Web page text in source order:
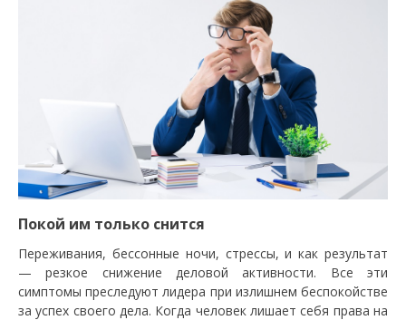
Покой им только снится
Переживания, бессонные ночи, стрессы, и как результат
— резкое снижение деловой активности. Все эти
симптомы преследуют лидера при излишнем беспокойстве
за успех своего дела. Когда человек лишает себя права на